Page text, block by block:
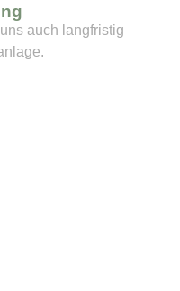
auch langfristig